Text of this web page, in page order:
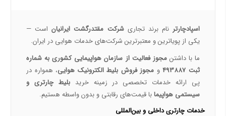
همه چیز درباره خرید بلیط هواپیما 3
نکات مهم و کلیدی خرید بلیط هواپیما
رزرو بلیط پرواز داخلی با اسپادچارتر
خرید بلیط چارتر با اسپادچارتر | تجربه سفر ارزان، سریع و مطمئن
اسپادچارتر نام برند تجاریشرکت مقتدرگشت ایرانیاناست —
یکی از پویا‌ترین و معتبرترین شرکت‌های خدمات هوایی در ایران.
ما با داشتنمجوز فعالیت از سازمان هواپیمایی کشوری به شماره
ثبت 493887
و مجوز فروش بلیط الکترونیک هوایی، همواره در
پی ارائه خدمات تخصصی در زمینه خرید بلیط چارتری و
سیستمی هواپیمابا قیمت‌های رقابتی و بدون واسطه هستیم.
خدمات چارتری داخلی و بین‌المللی